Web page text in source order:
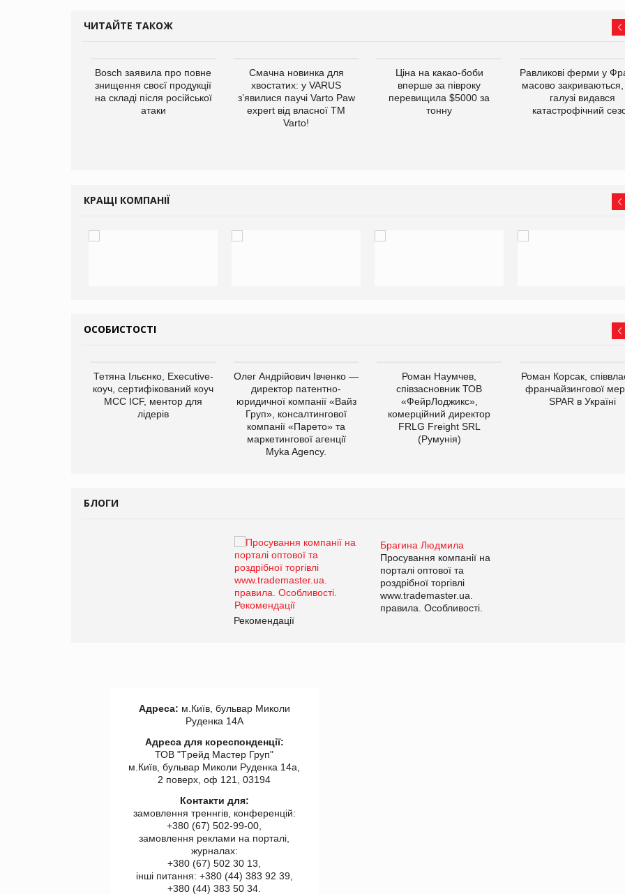
ЧИТАЙТЕ ТАКОЖ
Bosch заявила про повне
знищення своєї продукції
на складі після російської
атаки
Смачна новинка для
хвостатих: у VARUS
з’явилися паучі Varto Paw
expert від власної ТМ
Varto!
Ціна на какао-боби
вперше за півроку
перевищила $5000 за
тонну
Равликові ферми у
масово
галузі видався
катастрофічний
КРАЩІ КОМПАНІЇ
ОСОБИСТОСТІ
Тетяна Ільєнко, Executive-
коуч, сертифікований коуч
МСС ICF, ментор для
лідерів
Олег Андрійович Івченко —
директор патентно-
юридичної компанії «Вайз
Груп», консалтингової
компанії «Парето» та
маркетингової агенції
Myka Agency.
Роман Наумчев,
співзасновник ТОВ
«ФейрЛоджикс»,
комерційний директор
FRLG Freight SRL
(Румунія)
Роман Корсак,
франчайзингової
SPAR в Україні
БЛОГИ
Брагина Людмила
Просування компанії на
порталі оптової та
роздрібної торгівлі
www.trademaster.ua.
правила. Особливості.
Рекомендації
Адреса: м.Київ, бульвар Миколи
Руденка 14А
Адреса для кореспонденції:
ТОВ "Tрейд Мастер Груп"
м.Київ, бульвар Миколи Руденка 14а,
2 поверх, оф 121, 03194
Контакти для:
замовлення треннгів, конференцій:
+380 (67) 502-99-00,
замовлення реклами на порталі,
журналах:
+380 (67) 502 30 13,
інші питання: +380 (44) 383 92 39,
+380 (44) 383 50 34.